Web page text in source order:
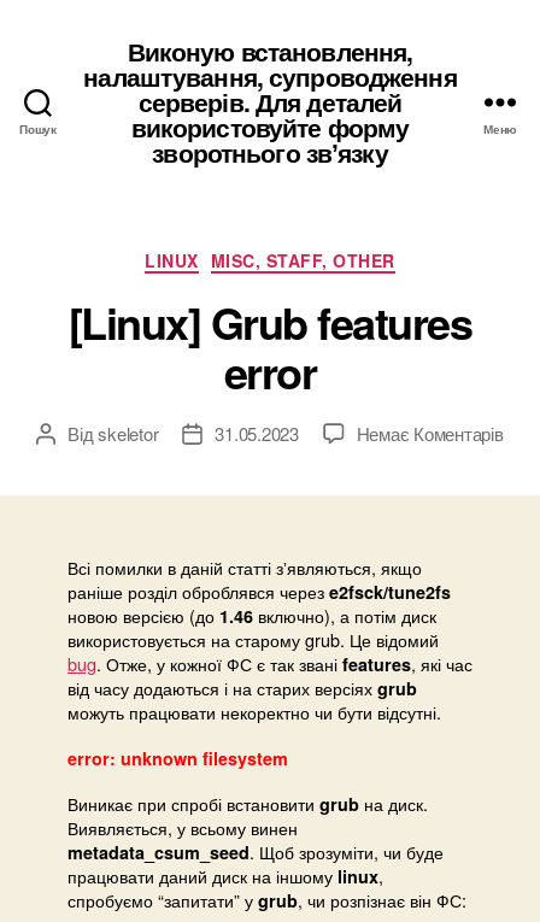
Пошук
Виконую встановлення,
налаштування, супроводження
серверів. Для деталей
використовуйте форму
зворотнього звʼязку
Меню
Категорії
LINUX MISC, STAFF, OTHER
[Linux] Grub features
error
Автор
Відskeletor
Дата31.05.2023 Немає Коментарівдо
Всі помилки в даній статті зʼявляються, якщо
раніше розділ оброблявся через e2fsck/tune2fs
новою версією (до 1.46 включно), а потім диск
використовується на старому grub. Це відомий
bug. Отже, у кожної ФС є так звані features, які час
від часу додаються і на старих версіях grub
можуть працювати некоректно чи бути відсутні.
error: unknown filesystem
Виникає при спробі встановити grub на диск.
Виявляється, у всьому винен
metadata_csum_seed. Щоб зрозуміти, чи буде
працювати даний диск на іншому linux,
спробуємо “запитати” у grub, чи розпізнає він ФС: